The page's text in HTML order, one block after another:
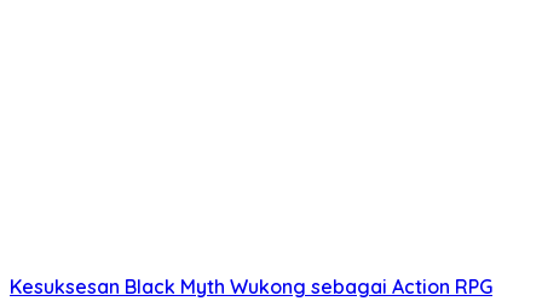
Kesuksesan Black Myth Wukong sebagai Action RPG